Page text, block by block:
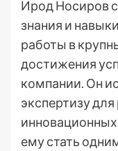
Ирод Носиров
знания и
работы в
достижения
компании. Он
экспертизу
ему стать